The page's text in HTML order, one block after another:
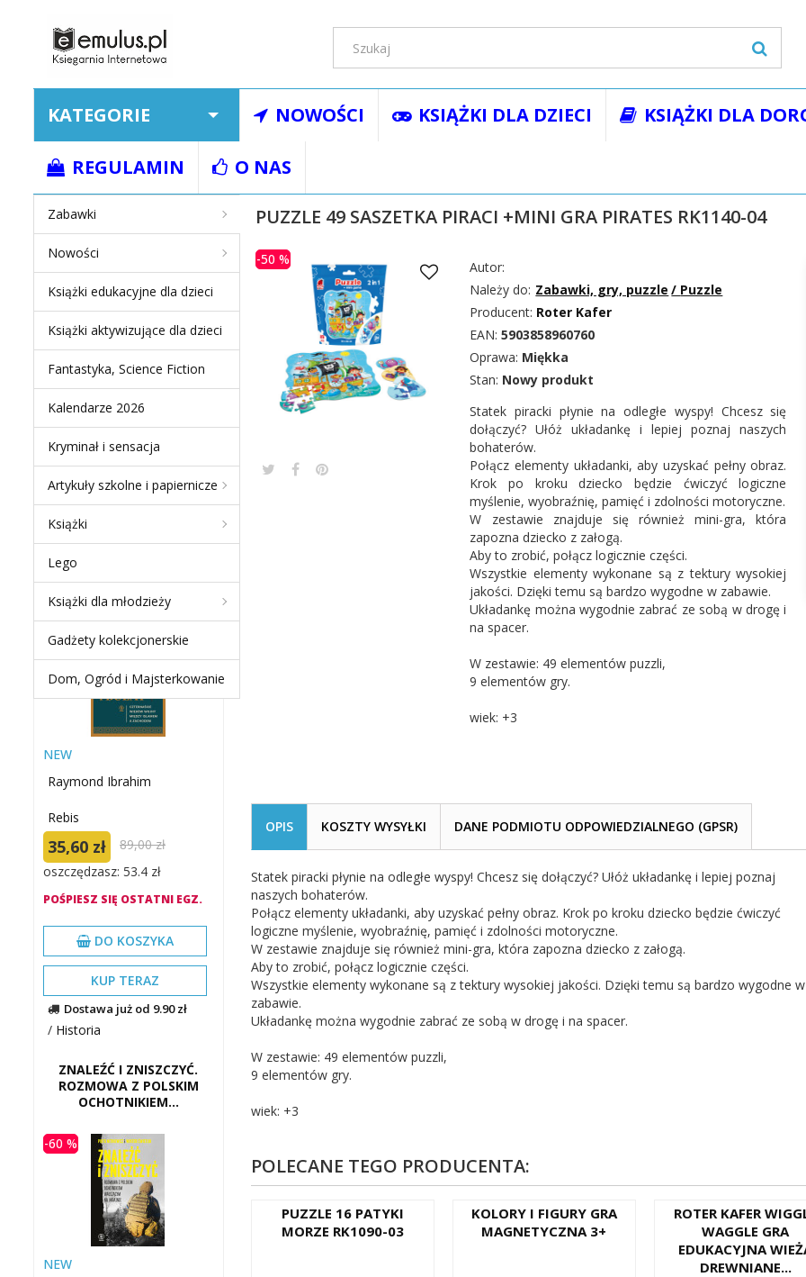
KATEGORIE
Zabawki
Nowości
Książki edukacyjne dla dzieci
Książki aktywizujące dla dzieci
Fantastyka, Science Fiction
Kalendarze 2026
Kryminał i sensacja
Artykuły szkolne i papiernicze
Książki
Lego
Książki dla młodzieży
Gadżety kolekcjonerskie
Dom, Ogród i Majsterkowanie
NOWOŚCI KSIĄŻKI DLA DZIECI KSIĄŻKI DLA
REGULAMIN O NASStrona główna
NEW PRODUCTS
CZTERNAŚCIE WIEKÓW
WOJNY MIĘDZY ISLAMEM
A...
-60 %
NEW
Raymond Ibrahim
Rebis
35,60 zł
89,00 zł
oszczędzasz: 53.4 zł
POŚPIESZ SIĘ OSTATNI EGZ.
DO KOSZYKA
KUP TERAZ
Dostawa już od 9.90 zł
/ Historia
ZNALEŹĆ I ZNISZCZYĆ.
ROZMOWA Z POLSKIM
OCHOTNIKIEM...
-60 %
NEW
PUZZLE 49 SASZETKA PIRACI +MINI GRA PIRATES RK1140-04
-50 %
Autor:
Należy do: Zabawki, gry, puzzle / Puzzle
Producent: Roter Kafer
EAN: 5903858960760
Oprawa: Miękka
Stan: Nowy produkt
Statek piracki płynie na odległe wyspy! Chcesz się
dołączyć? Ułóż układankę i lepiej poznaj naszych
bohaterów.
Połącz elementy układanki, aby uzyskać pełny obraz.
Krok po kroku dziecko będzie ćwiczyć logiczne
myślenie, wyobraźnię, pamięć i zdolności motoryczne.
W zestawie znajduje się również mini-gra, która
zapozna dziecko z załogą.
Aby to zrobić, połącz logicznie części.
Wszystkie elementy wykonane są z tektury wysokiej
jakości. Dzięki temu są bardzo wygodne w zabawie.
Układankę można wygodnie zabrać ze sobą w drogę i
na spacer.
W zestawie: 49 elementów puzzli,
9 elementów gry.
wiek: +3
OPIS KOSZTY WYSYŁKI DANE PODMIOTU ODPOWIEDZIALNEGO (GPSR)
Statek piracki płynie na odległe wyspy! Chcesz się dołączyć? Ułóż układankę i lepiej poznaj
naszych bohaterów.
Połącz elementy układanki, aby uzyskać pełny obraz. Krok po kroku dziecko będzie ćwiczyć
logiczne myślenie, wyobraźnię, pamięć i zdolności motoryczne.
W zestawie znajduje się również mini-gra, która zapozna dziecko z załogą.
Aby to zrobić, połącz logicznie części.
Wszystkie elementy wykonane są z tektury wysokiej jakości. Dzięki temu są bardzo wygodne w
zabawie.
Układankę można wygodnie zabrać ze sobą w drogę i na spacer.
W zestawie: 49 elementów puzzli,
9 elementów gry.
wiek: +3
POLECANE TEGO PRODUCENTA:
PUZZLE 16 PATYKI
MORZE RK1090-03
KOLORY I FIGURY GRA
MAGNETYCZNA 3+
ROTER KAFER
WAGGLE GRA
EDUKACYJNA
DREWNIANE...